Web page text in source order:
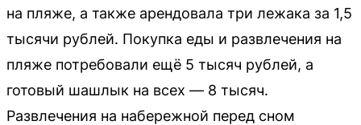
на пляже, а также арендовала три лежака за 1,5
тысячи рублей. Покупка еды и развлечения на
пляже потребовали ещё 5 тысяч рублей, а
готовый шашлык на всех — 8 тысяч.
Развлечения на набережной перед сном